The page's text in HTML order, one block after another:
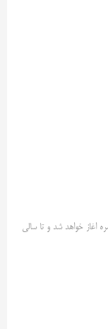
اغاز خواهد شد و تا سالی